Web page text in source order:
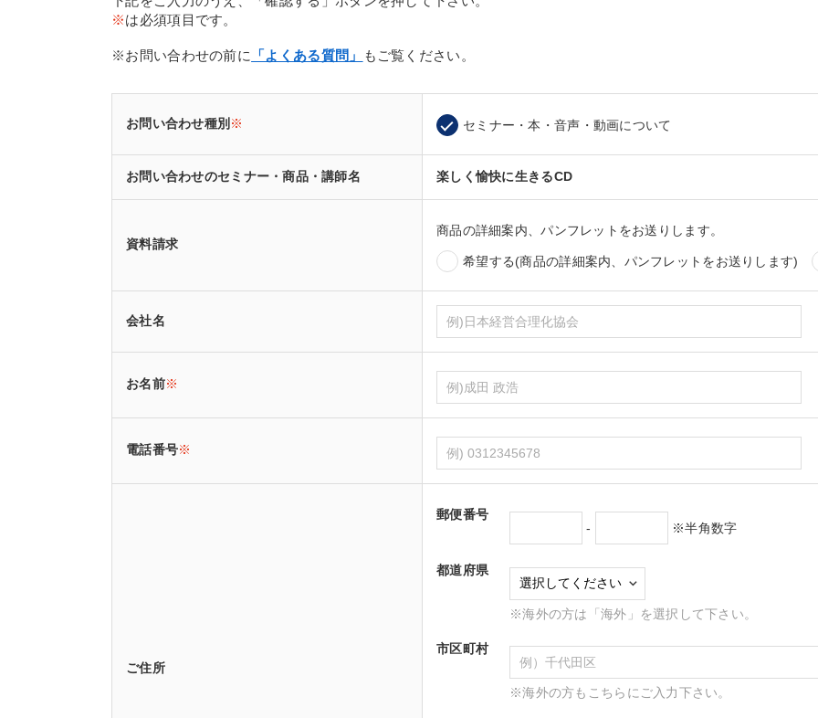
※は必須項目です。
※お問い合わせの前に 「よくある質問」 もご覧ください。
お問い合わせ種別 ※ セミナー・本・音声・動画について
お問い合わせのセミナー・商品・講師名 楽しく愉快に生きるCD
資料請求
商品の詳細案内、パンフレットをお送りします。
希望する(商品の詳細案内、パンフレットをお送りします)
会社名
お名前※
電話番号※
ご住所
郵便番号
-
※半角数字
都道府県
※海外の方は「海外」を選択して下さい。
市区町村
※海外の方もこちらにご入力下さい。